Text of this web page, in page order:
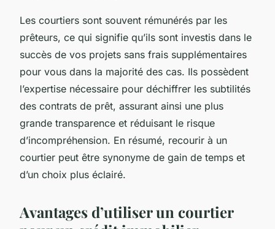
Les courtiers sont souvent rémunérés par les
prêteurs, ce qui signifie qu’ils sont investis dans le
succès de vos projets sans frais supplémentaires
pour vous dans la majorité des cas. Ils possèdent
l’expertise nécessaire pour déchiffrer les subtilités
des contrats de prêt, assurant ainsi une plus
grande transparence et réduisant le risque
d’incompréhension. En résumé, recourir à un
courtier peut être synonyme de gain de temps et
d’un choix plus éclairé.
Avantages d’utiliser un courtier